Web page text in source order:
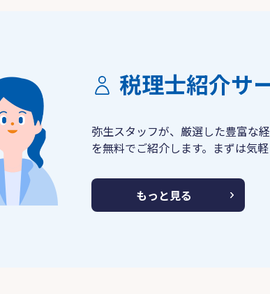
税理士紹介サ
弥生スタッフが、厳選した豊富な
を無料でご紹介します。まずは気
もっと見る